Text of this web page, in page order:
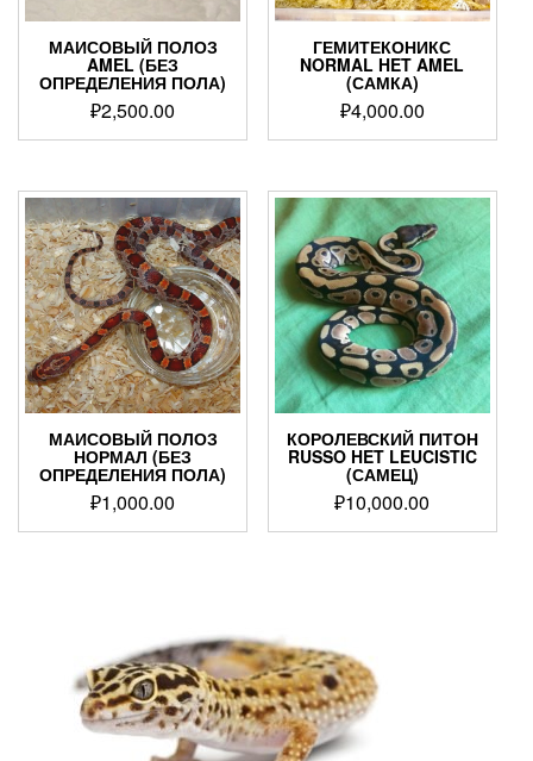
МАИСОВЫЙ ПОЛОЗ
AMEL (БЕЗ
ОПРЕДЕЛЕНИЯ ПОЛА)
₽2,500.00
ГЕМИТЕКОНИКС
NORMAL HET AMEL
(САМКА)
₽4,000.00
МАИСОВЫЙ ПОЛОЗ
НОРМАЛ (БЕЗ
ОПРЕДЕЛЕНИЯ ПОЛА)
₽1,000.00
КОРОЛЕВСКИЙ ПИТОН
RUSSO HET LEUCISTIC
(САМЕЦ)
₽10,000.00